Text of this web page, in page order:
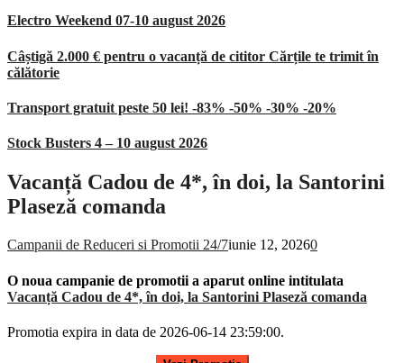
Electro Weekend 07-10 august 2026
Câștigă 2.000 € pentru o vacanță de cititor Cărțile te trimit în
călătorie
Transport gratuit peste 50 lei! -83% -50% -30% -20%
Stock Busters 4 – 10 august 2026
Vacanță Cadou de 4*, în doi, la Santorini
Plaseză comanda
Campanii de Reduceri si Promotii 24/7iunie 12, 20260
O noua campanie de promotii a aparut online intitulata
Vacanță Cadou de 4*, în doi, la Santorini Plaseză comanda
Promotia expira in data de 2026-06-14 23:59:00.